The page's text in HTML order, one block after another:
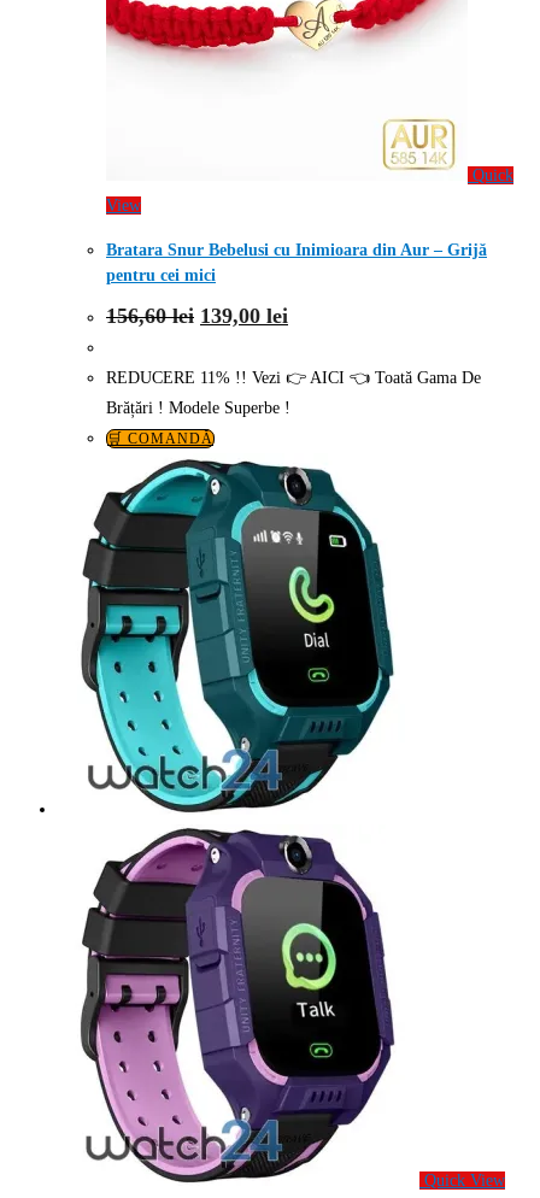
Quick
View
Bratara Snur Bebelusi cu Inimioara din Aur – Grijă
pentru cei mici
156,60lei Prețul
inițial
fost:
156,60 lei.
139,00 lei
curent
139,00 lei.
REDUCERE 11% !! Vezi 👉 AICI 👈 Toată Gama De
Brățări ! Modele Superbe !
🛒 COMANDĂ
Quick View